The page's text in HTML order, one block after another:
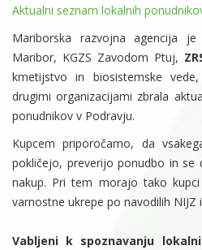
Aktualni seznam lokalnih
Mariborska razvojna agencija
Maribor, KGZS Zavodom Ptuj,
kmetijstvo in biosistemske
drugimi organizacijami zbrala
ponudnikov v Podravju.
Kupcem priporočamo, da
pokličejo, preverijo ponudbo in
nakup. Pri tem morajo tako
varnostne ukrepe po navodilih NIJZ
Vabljeni k spoznavanju